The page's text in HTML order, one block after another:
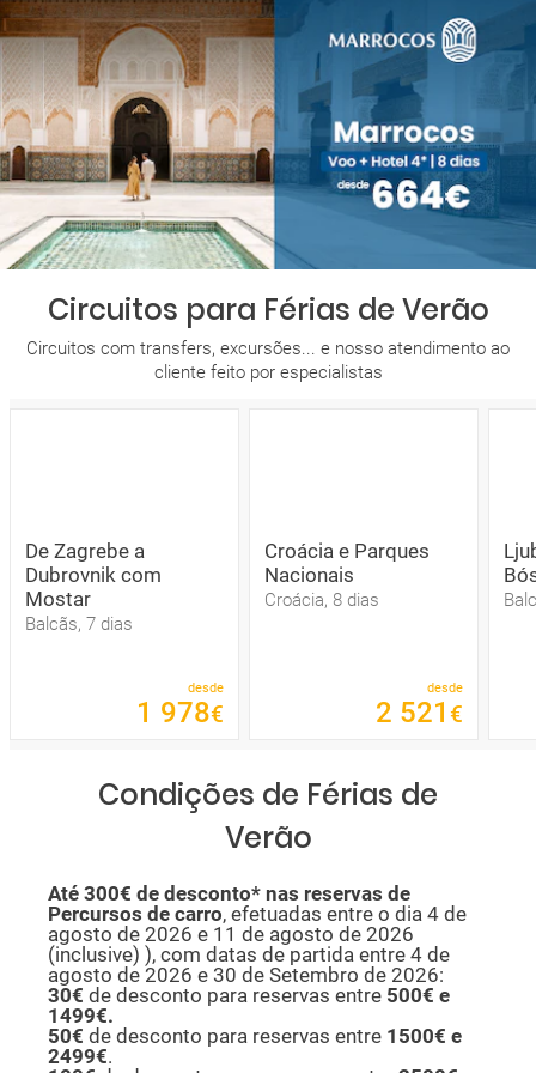
Circuitos para Férias de Verão
Circuitos com transfers, excursões... e nosso atendimento ao
cliente feito por especialistas
De Zagrebe a
Dubrovnik com
Mostar
Balcãs, 7 dias
desde
1 978€
Croácia e Parques
Nacionais
Croácia, 8 dias
desde
2 521 €
Condições de Férias de
Verão
Até 300€ de desconto* nas reservas de
Percursos de carro, efetuadas entre o dia 4 de
agosto de 2026 e 11 de agosto de 2026
(inclusive) ), com datas de partida entre 4 de
agosto de 2026 e 30 de Setembro de 2026:
30€ de desconto para reservas entre 500€ e
1499€.
50€ de desconto para reservas entre 1500€ e
2499€.